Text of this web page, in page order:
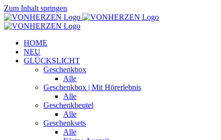
Zum Inhalt springen
HOME
NEU
GLÜCKSLICHT
Geschenkbox
Alle
Geschenkbox | Mit Hörerlebnis
Alle
Geschenkbeutel
Alle
Geschenksets
Alle